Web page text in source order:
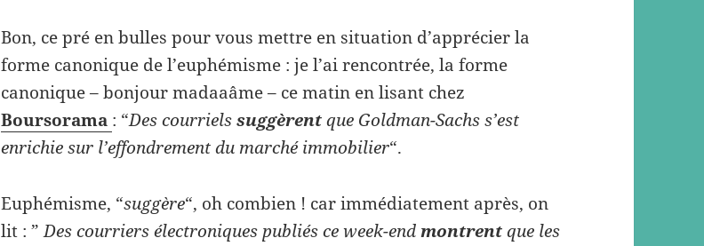
Bon, ce pré en bulles pour vous mettre en situation d’apprécier la
forme canonique de l’euphémisme : je l’ai rencontrée, la forme
canonique – bonjour madaaâme – ce matin en lisant chez
Boursorama : “Des courrielssuggèrentque Goldman-Sachs s’est
enrichie sur l’effondrement du marché immobilier“.
Euphémisme, “suggère“, oh combien ! car immédiatement après, on
lit : ”Des courriers électroniques publiés ce week-endmontrentque les